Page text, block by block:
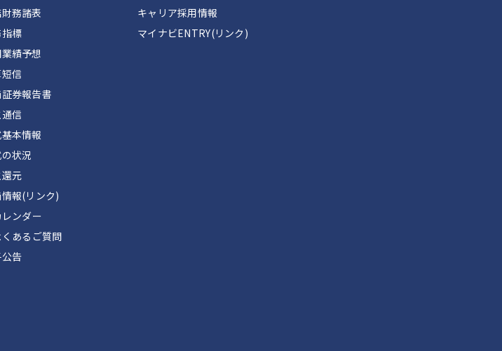
務諸表
標
績予想
信
券報告書
信
本情報
状況
元
報(リンク)
ンダー
あるご質問
告
キャリア採用情報
マイナビENTRY(リンク)